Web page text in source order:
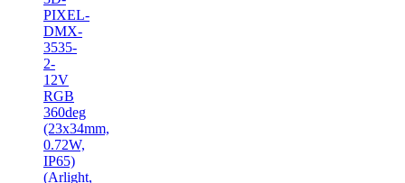
PIXEL-
DMX-
3535-
2-
12V
RGB
360deg
(23x34mm,
0.72W,
IP65)
(Arlight,